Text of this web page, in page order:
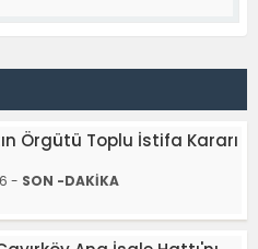
Örgütü Toplu İstifa Kararı
- SON -DAKİKA